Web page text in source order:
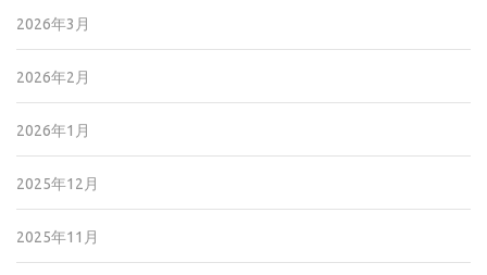
2026年3月
2026年2月
2026年1月
2025年12月
2025年11月